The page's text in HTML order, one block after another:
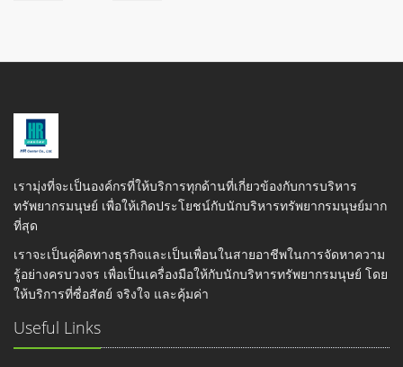
เรามุ่งที่จะเป็นองค์กรที่ให้บริการทุกด้านที่เกี่ยวข้องกับการบริหาร
ทรัพยากรมนุษย์ เพื่อให้เกิดประโยชน์กับนักบริหารทรัพยากรมนุษย์มาก
ที่สุด
เราจะเป็นคู่คิดทางธุรกิจและเป็นเพื่อนในสายอาชีพในการจัดหาความ
รู้อย่างครบวงจร เพื่อเป็นเครื่องมือให้กับนักบริหารทรัพยากรมนุษย์ โดย
ให้บริการที่ซื่อสัตย์ จริงใจ และคุ้มค่า
Useful Links